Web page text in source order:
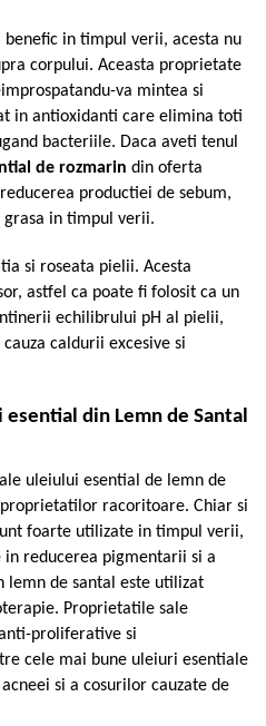
benefic in timpul verii, acesta nu
corpului. Aceasta proprietate
va mintea si
in antioxidanti care elimina toti
bacteriile. Daca aveti tenul
de rozmarin din oferta
productiei de sebum,
in timpul verii.
si roseata pielii. Acesta
astfel ca poate fi folosit ca un
echilibrului pH al pielii,
caldurii excesive si
din Lemn de Santal
uleiului esential de lemn de
racoritoare. Chiar si
foarte utilizate in timpul verii,
reducerea pigmentarii si a
lemn de santal este utilizat
Proprietatile sale
proliferative si
cele mai bune uleiuri esentiale
si a cosurilor cauzate de